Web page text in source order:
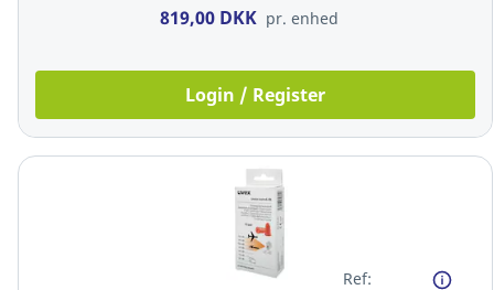
819,00 DKK pr. enhed
Login / Register
Ref: